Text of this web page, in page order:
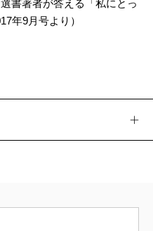
書著者が答える「私にとっ
年9月号より）